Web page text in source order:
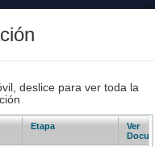
93
deslice para ver toda la
Etapa
Ver